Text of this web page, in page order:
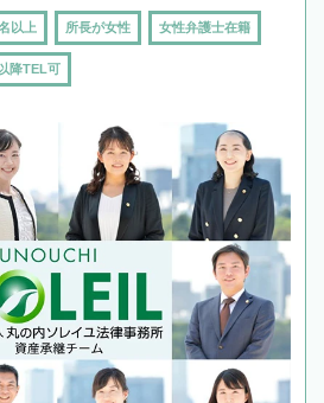
以上 所長が女性 女性弁護士在籍
降TEL可